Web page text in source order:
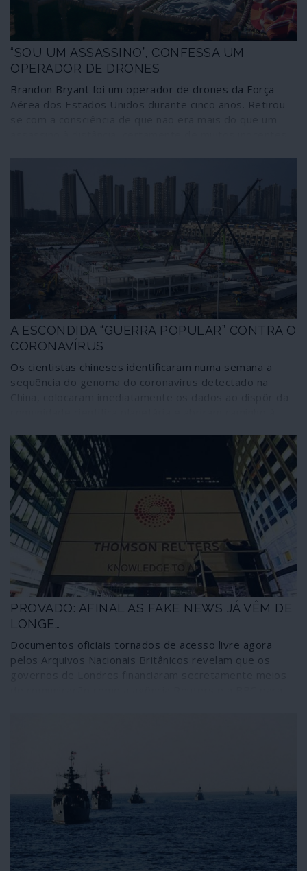
“SOU UM ASSASSINO”, CONFESSA UM
OPERADOR DE DRONES
Brandon Bryant foi um operador de drones da Força
Aérea dos Estados Unidos durante cinco anos. Retirou-
“guerra dos drones”, executado no âmbito da “guerra
contra o terrorismo”. “Somos piores que os nazis”,
confessou.
A ESCONDIDA “GUERRA POPULAR” CONTRA O
CORONAVÍRUS
Os cientistas chineses identificaram numa semana a
sequência do genoma do coronavírus detectado na
científicas norte-americanas demoraram dois meses e
meio a obter os conhecimentos equivalentes sobre o
ébola. Entretanto, em Wuhan – região com 56 milhões
de pessoas – trava-se uma “guerra popular”, em grande
parte com suporte voluntário, para conter a
disseminação do vírus e cuidar dos infectados. É uma
realidade mal conhecida: enquanto isso, os media
corporativos desdobram-se em insinuações de guerra
fria sobre a “ameaça chinesa”, dando origem à
multiplicação de casos de xenofobia contra cidadãos
orientais.
PROVADO: AFINAL AS FAKE NEWS JÁ VÊM DE
LONGE…
Documentos oficiais tornados de acesso livre agora
pelos Arquivos Nacionais Britânicos revelam que os
indica que tais procedimentos tenham sido
abandonados desde então, independentemente das
alterações na cena internacional e das mudanças de
proprietários daqueles e outros órgãos de informação.